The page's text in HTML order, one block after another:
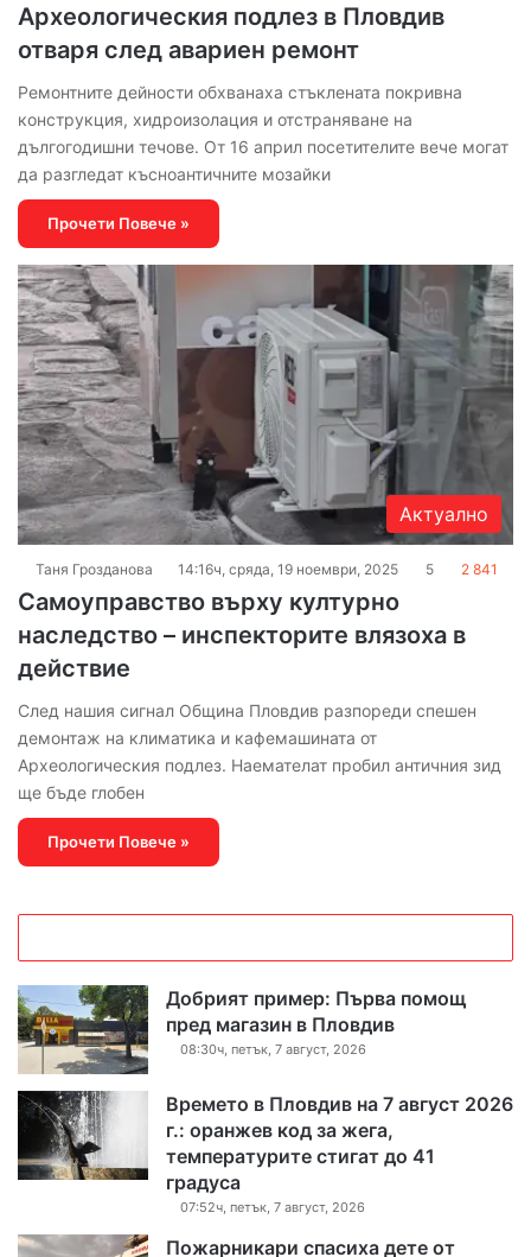
Археологическия подлез в Пловдив
отваря след авариен ремонт
Ремонтните дейности обхванаха стъклената покривна
конструкция, хидроизолация и отстраняване на
дългогодишни течове. От 16 април посетителите вече могат
да разгледат късноантичните мозайки
Прочети Повече »
Актуално
Таня Грозданова 14:16ч, сряда, 19 ноември, 2025 5 2 841
Самоуправство върху културно
наследство – инспекторите влязоха в
действие
След нашия сигнал Община Пловдив разпореди спешен
демонтаж на климатика и кафемашината от
Археологическия подлез. Наемателат пробил античния зид
ще бъде глобен
Прочети Повече »
Добрият пример: Първа помощ
пред магазин в Пловдив
08:30ч, петък, 7 август, 2026
Времето в Пловдив на 7 август 2026
г.: оранжев код за жега,
температурите стигат до 41
градуса
07:52ч, петък, 7 август, 2026
Пожарникари спасиха дете от